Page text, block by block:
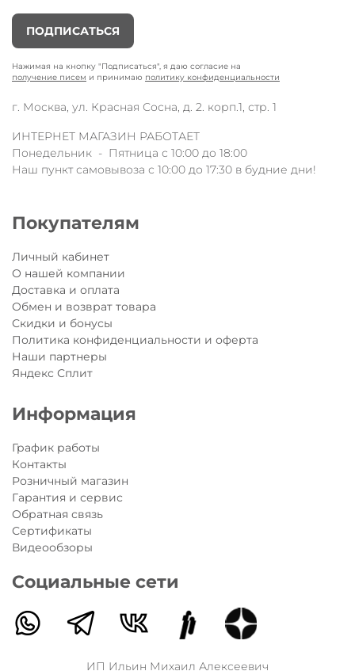
ПОДПИСАТЬСЯ
Нажимая на кнопку "Подписаться", я даю согласие на
получение писем и принимаю политику конфиденциальности
г. Москва, ул. Красная Сосна, д. 2. корп.1, стр. 1
ИНТЕРНЕТ МАГАЗИН РАБОТАЕТ
Понедельник - Пятница с 10:00 до 18:00
Наш пункт самовывоза с 10:00 до 17:30 в будние дни!
Покупателям
Личный кабинет
О нашей компании
Доставка и оплата
Обмен и возврат товара
Скидки и бонусы
Политика конфиденциальности и оферта
Наши партнеры
Яндекс Сплит
Информация
График работы
Контакты
Розничный магазин
Гарантия и сервис
Обратная связь
Сертификаты
Видеообзоры
Социальные сети
ИП Ильин Михаил Алексеевич